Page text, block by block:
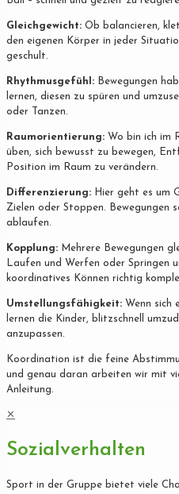
Gleichgewicht: Ob balancieren,
den eigenen Körper in jeder
geschult.
Rhythmusgefühl: Bewegungen
lernen, diesen zu spüren und
oder Tanzen.
Raumorientierung: Wo bin ich im
üben, sich bewusst zu bewegen,
Position im Raum zu verändern.
Differenzierung: Hier geht es um
Zielen oder Stoppen. Bewegungen
ablaufen.
Kopplung: Mehrere Bewegungen
Laufen und Werfen oder Springen
koordinatives Können richtig
Umstellungsfähigkeit: Wenn sich
lernen die Kinder, blitzschnell
anzupassen.
Koordination ist die feine
und genau daran arbeiten wir mit
Anleitung.
✕
Sozialverhalten
Sport in der Gruppe bietet viele